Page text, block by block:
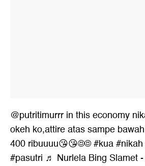
@putritimurrr in this economy
okeh ko,attire atas sampe
400 ribuuuu😘😘☺️☺️#kua#nikah
#pasutri ♬ Nurlela Bing Slamet